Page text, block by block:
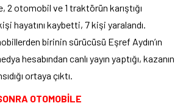
2 otomobil ve 1 traktörün karıştığı
hayatını kaybetti, 7 kişi yaralandı.
birinin sürücüsü Eşref Aydın’ın
hesabından canlı yayın yaptığı, kazanın
ortaya çıktı.
OTOMOBİLE